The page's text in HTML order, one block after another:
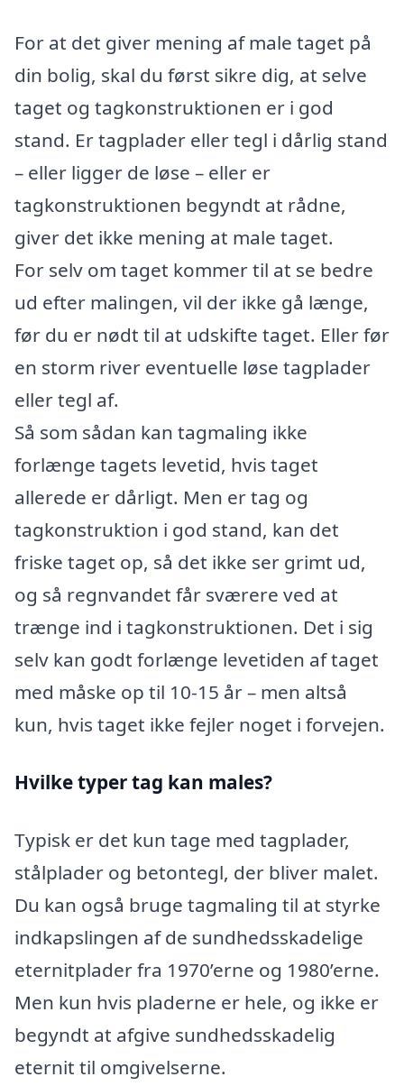
For at det giver mening af male taget på
din bolig, skal du først sikre dig, at selve
taget og tagkonstruktionen er i god
stand. Er tagplader eller tegl i dårlig stand
– eller ligger de løse – eller er
tagkonstruktionen begyndt at rådne,
giver det ikke mening at male taget.
For selv om taget kommer til at se bedre
ud efter malingen, vil der ikke gå længe,
før du er nødt til at udskifte taget. Eller før
en storm river eventuelle løse tagplader
eller tegl af.
Så som sådan kan tagmaling ikke
forlænge tagets levetid, hvis taget
allerede er dårligt. Men er tag og
tagkonstruktion i god stand, kan det
friske taget op, så det ikke ser grimt ud,
og så regnvandet får sværere ved at
trænge ind i tagkonstruktionen. Det i sig
selv kan godt forlænge levetiden af taget
med måske op til 10-15 år – men altså
kun, hvis taget ikke fejler noget i forvejen.
Hvilke typer tag kan males?
Typisk er det kun tage med tagplader,
stålplader og betontegl, der bliver malet.
Du kan også bruge tagmaling til at styrke
indkapslingen af de sundhedsskadelige
eternitplader fra 1970’erne og 1980’erne.
Men kun hvis pladerne er hele, og ikke er
begyndt at afgive sundhedsskadelig
eternit til omgivelserne.